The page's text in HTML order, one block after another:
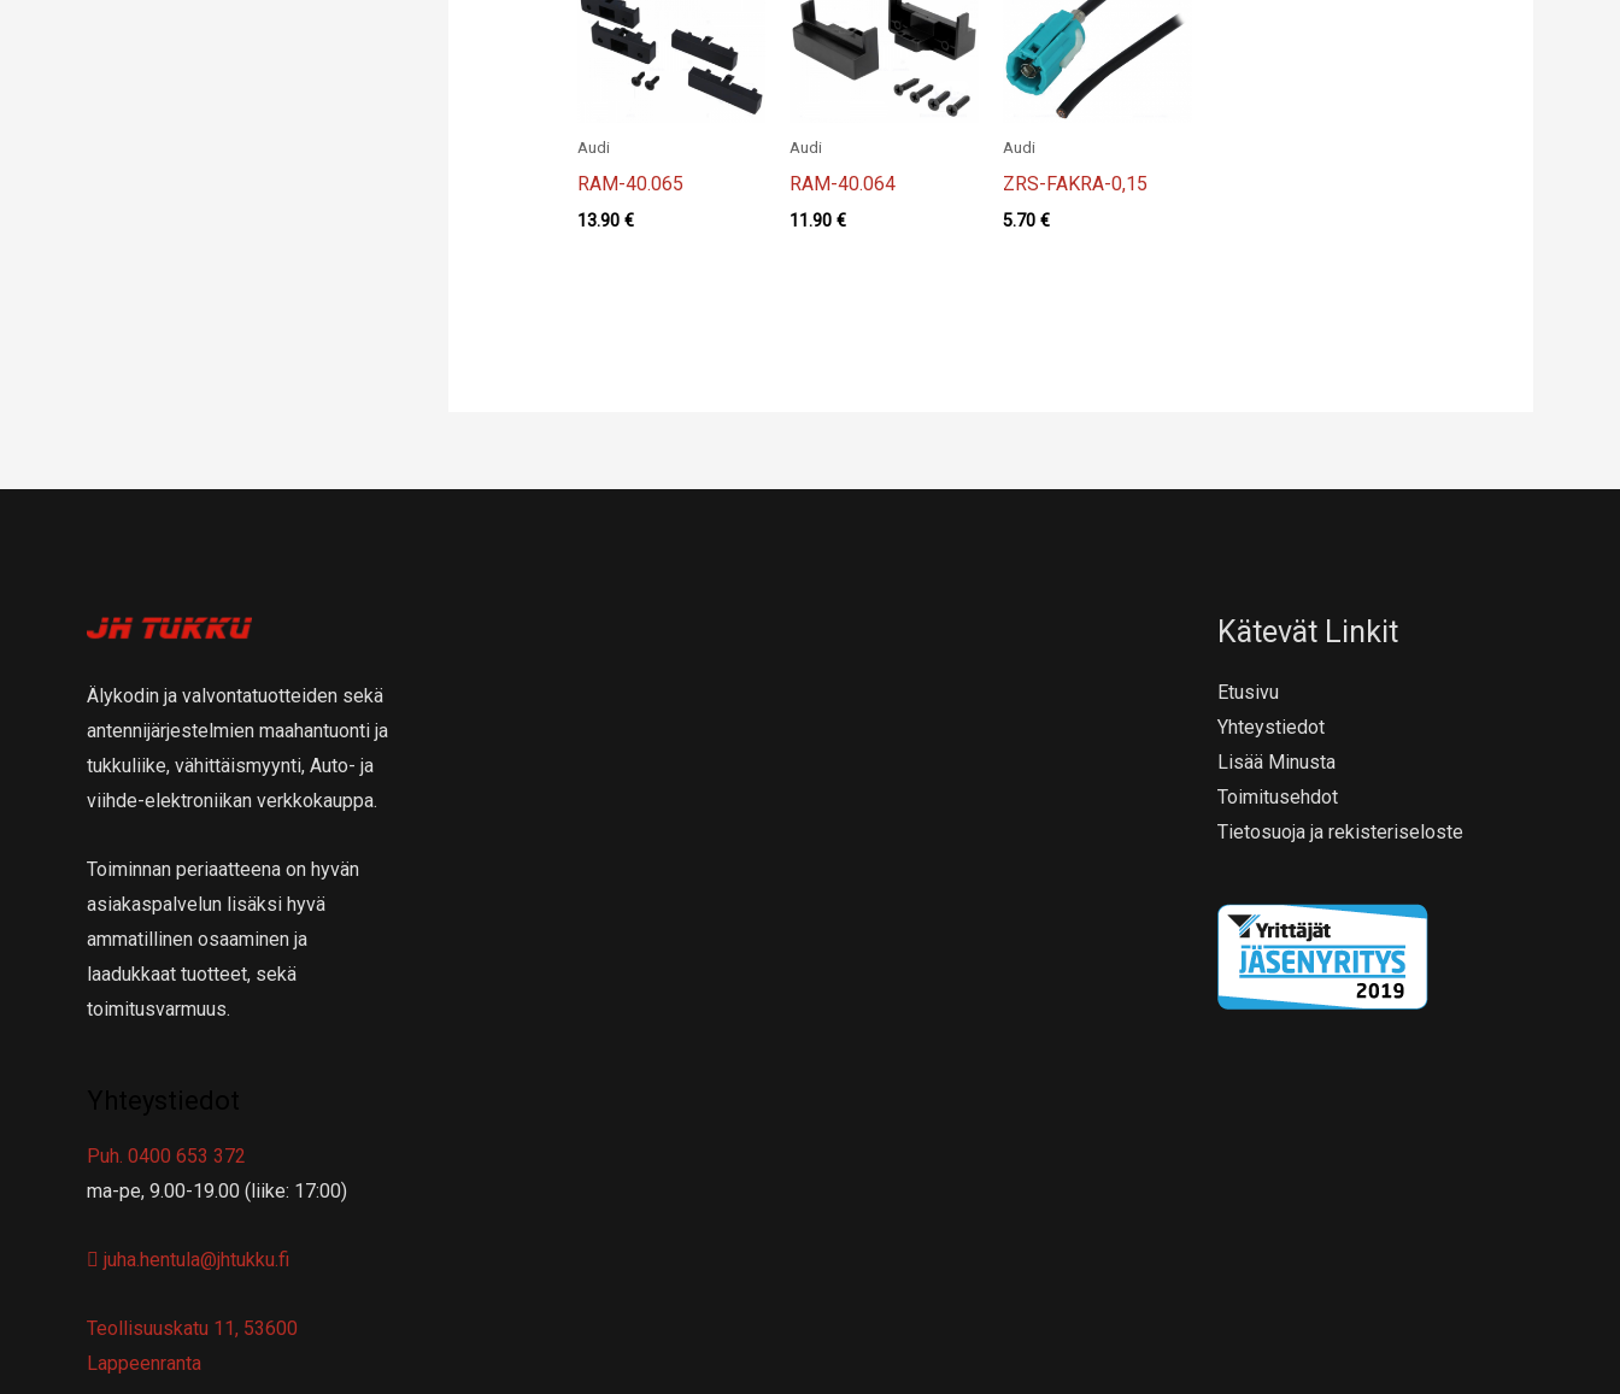
Audi
RAM-40.065
13.90 €
Audi
RAM-40.064
11.90€
Audi
ZRS-FAKRA-0,15
5.70 €
Älykodin ja valvontatuotteiden sekä
antennijärjestelmien maahantuonti ja
tukkuliike, vähittäismyynti, Auto- ja
viihde-elektroniikan verkkokauppa.
Toiminnan periaatteena on hyvän
asiakaspalvelun lisäksi hyvä
ammatillinen osaaminen ja
laadukkaat tuotteet, sekä
toimitusvarmuus.
Puh. 0400 653 372
ma-pe, 9.00-19.00 (liike: 17:00)
juha.hentula@jhtukku.fi
Teollisuuskatu 11, 53600
Lappeenranta
Kätevät Linkit
Etusivu
Yhteystiedot
Lisää Minusta
Toimitusehdot
Tietosuoja ja rekisteriseloste